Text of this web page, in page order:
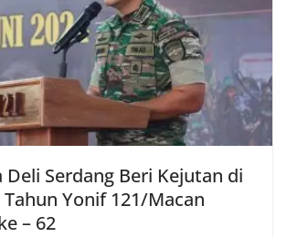
Deli Serdang Beri Kejutan di
Yonif 121/Macan
– 62